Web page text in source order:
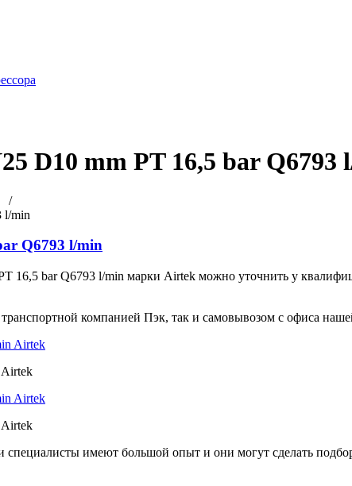
D10 mm PT 16,5 bar Q6793
/
l/min
Q6793 l/min
16,5 bar Q6793 l/min марки Airtek можно уточнить у
компанией Пэк, так и самовывозом с офиса
имеют большой опыт и они могут сделать